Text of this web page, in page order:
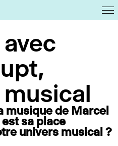
musique de Marcel
sa place
univers musical ?